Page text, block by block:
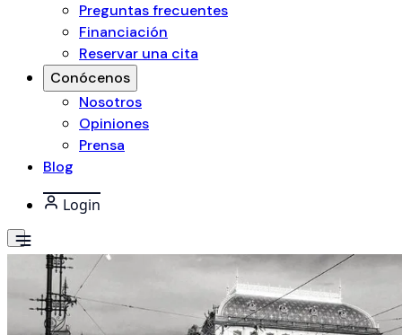
Preguntas frecuentes
Financiación
Reservar una cita
Conócenos
Nosotros
Opiniones
Prensa
Blog
Login